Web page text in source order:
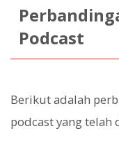
Podcast
Berikut adalah
podcast yang telah